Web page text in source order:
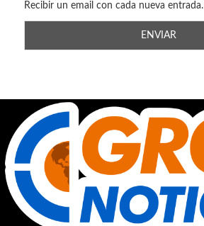
Recibir un email con cada nueva entrada.